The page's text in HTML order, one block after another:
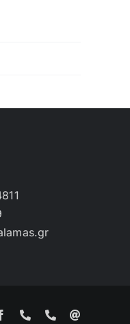
FacebookΤηλέφωνο
Τηλέφωνο